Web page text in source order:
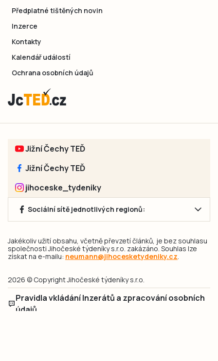
Předplatné tištěných novin
Inzerce
Kontakty
Kalendář událostí
Ochrana osobních údajů
Jižní Čechy TEĎ
Jižní Čechy TEĎ
jihoceske_tydeniky
Sociální sítě jednotlivých regionů:
Jakékoliv užití obsahu, včetně převzetí článků, je bez souhlasu
společnosti Jihočeské týdeníky s.r.o. zakázáno. Souhlas lze
získat na e-mailu: neumann@jihocesketydeniky.cz
2026 © Copyright Jihočeské týdeníky s.r.o.
Pravidla vkládání Inzerátů a zpracování osobních
údajů